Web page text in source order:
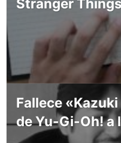
Stranger Things
Fallece
de Yu-Gi-Oh! a